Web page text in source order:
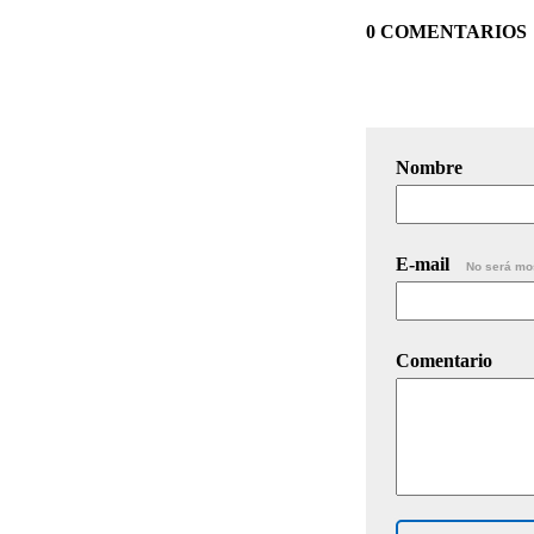
0 COMENTARIOS
Nombre
E-mail No será
Comentario